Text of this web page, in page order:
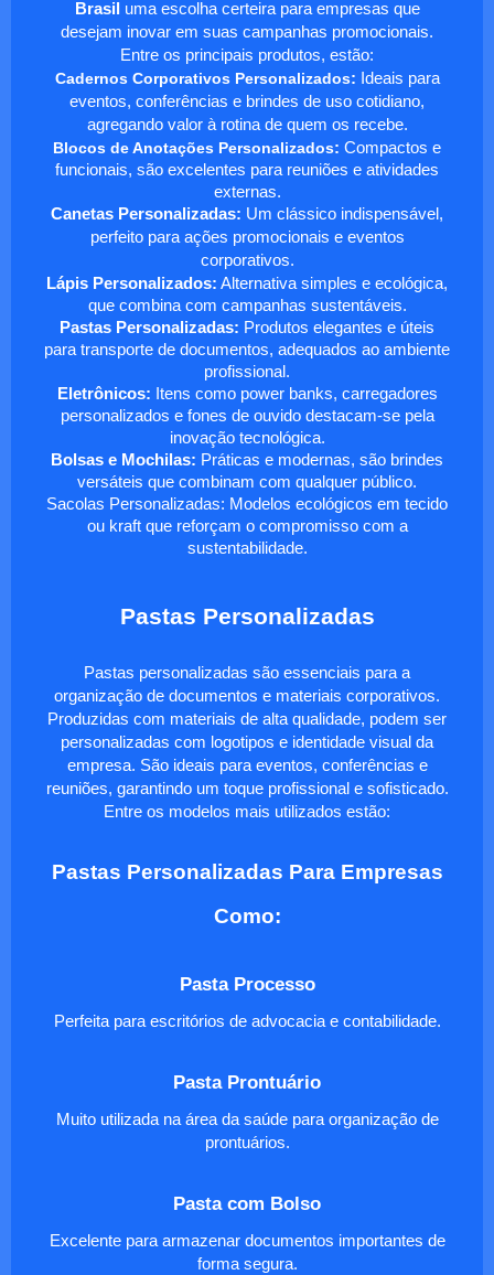
Brasil uma escolha certeira para empresas que
desejam inovar em suas campanhas promocionais.
Entre os principais produtos, estão:
Cadernos Corporativos Personalizados: Ideais para
eventos, conferências e brindes de uso cotidiano,
agregando valor à rotina de quem os recebe.
Blocos de Anotações Personalizados: Compactos e
funcionais, são excelentes para reuniões e atividades
externas.
Canetas Personalizadas: Um clássico indispensável,
perfeito para ações promocionais e eventos
corporativos.
Lápis Personalizados: Alternativa simples e ecológica,
que combina com campanhas sustentáveis.
Pastas Personalizadas: Produtos elegantes e úteis
para transporte de documentos, adequados ao ambiente
profissional.
Eletrônicos: Itens como power banks, carregadores
personalizados e fones de ouvido destacam-se pela
inovação tecnológica.
Bolsas e Mochilas: Práticas e modernas, são brindes
versáteis que combinam com qualquer público.
Sacolas Personalizadas: Modelos ecológicos em tecido
ou kraft que reforçam o compromisso com a
sustentabilidade.
Pastas Personalizadas
Pastas personalizadas são essenciais para a
organização de documentos e materiais corporativos.
Produzidas com materiais de alta qualidade, podem ser
personalizadas com logotipos e identidade visual da
empresa. São ideais para eventos, conferências e
reuniões, garantindo um toque profissional e sofisticado.
Entre os modelos mais utilizados estão:
Pastas Personalizadas Para Empresas
Como:
Pasta Processo
Perfeita para escritórios de advocacia e contabilidade.
Pasta Prontuário
Muito utilizada na área da saúde para organização de
prontuários.
Pasta com Bolso
Excelente para armazenar documentos importantes de
forma segura.